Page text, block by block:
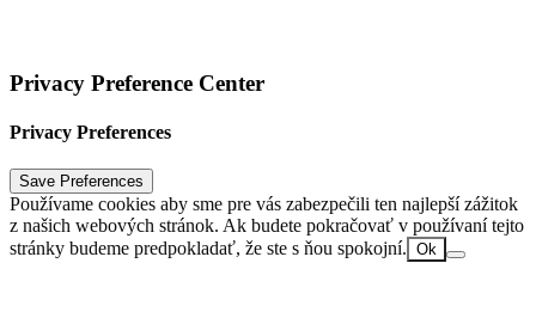
Privacy Preference Center
Privacy Preferences
Používame cookies aby sme pre vás zabezpečili ten najlepší zážitok
z našich webových stránok. Ak budete pokračovať v používaní tejto
stránky budeme predpokladať, že ste s ňou spokojní. Ok